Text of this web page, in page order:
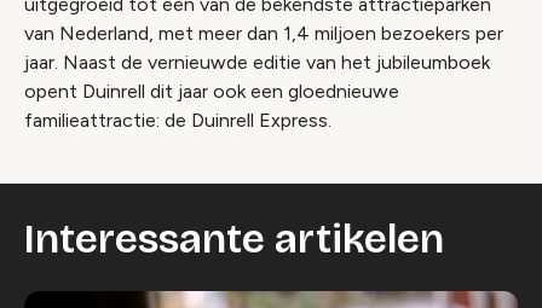
uitgegroeid tot één van de bekendste attractieparken
van Nederland, met meer dan 1,4 miljoen bezoekers per
jaar. Naast de vernieuwde editie van het jubileumboek
opent Duinrell dit jaar ook een gloednieuwe
familieattractie: de Duinrell Express.
Interessante artikelen